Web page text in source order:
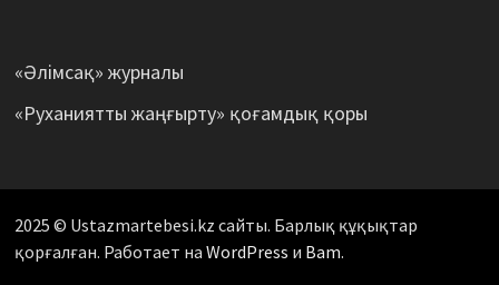
«Әлімсақ» журналы
«Руханиятты жаңғырту» қоғамдық қоры
2025 © Ustazmartebesi.kz сайты. Барлық құқықтар
қорғалған. Работает на WordPress и Bam.